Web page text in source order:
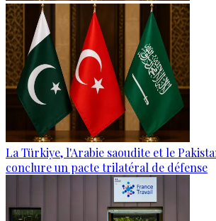
La Türkiye, l'Arabie saoudite et le
conclure un pacte trilatéral de défense